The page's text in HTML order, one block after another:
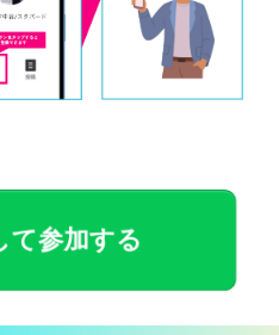
て参加する